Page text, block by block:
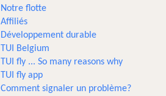
Notre flotte
Affiliés
Développement durable
TUI Belgium
TUI fly ... So many reasons why
TUI fly app
Comment signaler un problème?